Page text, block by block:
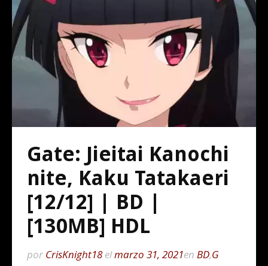
Gate: Jieitai Kanochi
nite, Kaku Tatakaeri
[12/12] | BD |
[130MB] HDL
por CrisKnight18elmarzo 31, 2021en BD,G